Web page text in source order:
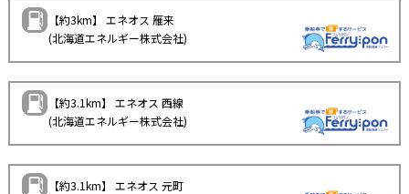
【約3km】 エネオス 雁来
(北海道エネルギー株式会社)
【約3.1km】 エネオス 西線
(北海道エネルギー株式会社)
【約3.1km】 エネオス 元町